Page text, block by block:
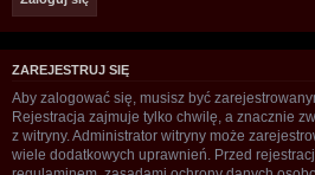
ZAREJESTRUJ SIĘ
Aby zalogować się, musisz być
Rejestracja zajmuje tylko chwilę, a znacznie
z witryny. Administrator witryny może
wiele dodatkowych uprawnień. Przed